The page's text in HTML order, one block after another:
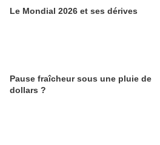
Le Mondial 2026 et ses dérives
Pause fraîcheur sous une pluie de
dollars ?